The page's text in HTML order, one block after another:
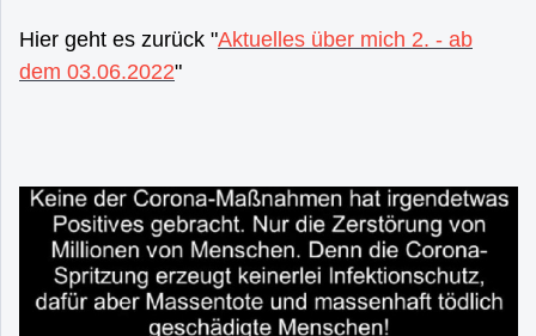
Hier geht es zurück "Aktuelles über mich 2. - ab
dem 03.06.2022"